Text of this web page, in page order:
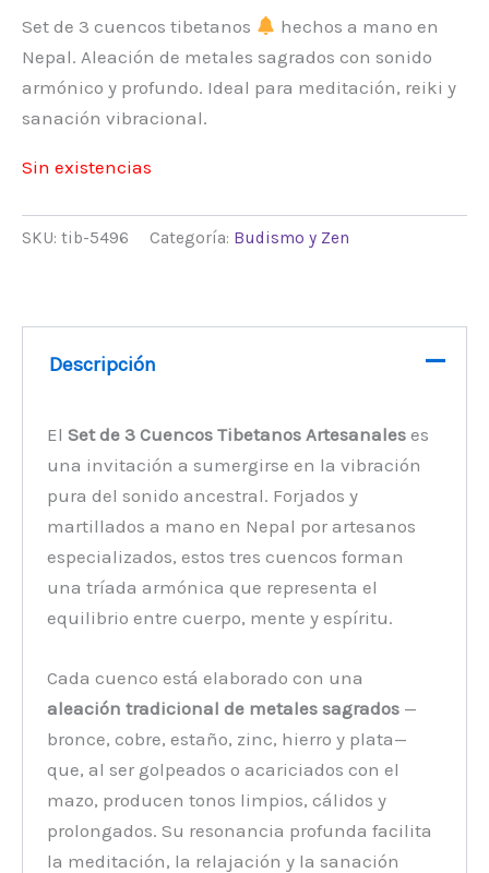
Set de 3 cuencos tibetanos
hechos a mano en
Nepal. Aleación de metales sagrados con sonido
armónico y profundo. Ideal para meditación, reiki y
sanación vibracional.
Sin existencias
SKU: tib-5496 Categoría: Budismo y Zen
Descripción
ElSet de 3 Cuencos Tibetanos Artesanales es
una invitación a sumergirse en la vibración
pura del sonido ancestral. Forjados y
martillados a mano en Nepal por artesanos
especializados, estos tres cuencos forman
una tríada armónica que representa el
equilibrio entre cuerpo, mente y espíritu.
Cada cuenco está elaborado con una
aleación tradicional de metales sagrados —
bronce, cobre, estaño, zinc, hierro y plata—
que, al ser golpeados o acariciados con el
mazo, producen tonos limpios, cálidos y
prolongados. Su resonancia profunda facilita
la meditación, la relajación y la sanación